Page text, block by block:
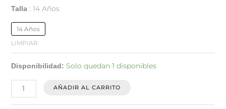
Talla 14 Años
14 Años
LIMPIAR
Disponibilidad: Solo quedan 1 disponibles
AÑADIR AL CARRITO